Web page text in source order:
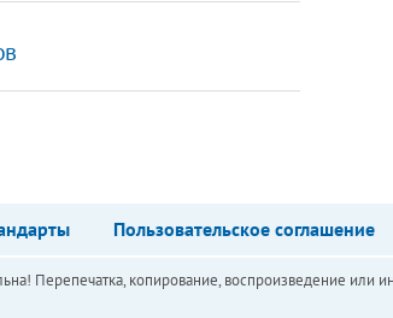
Пользовательское соглашение
Перепечатка, копирование, воспроизведение или